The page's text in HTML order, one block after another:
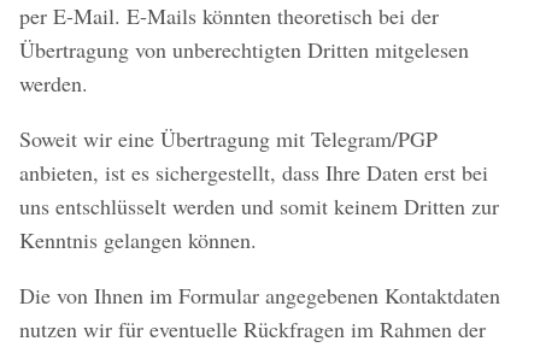
per E-Mail. E-Mails könnten theoretisch bei der
Übertragung von unberechtigten Dritten mitgelesen
werden.
Soweit wir eine Übertragung mit Telegram/PGP
anbieten, ist es sichergestellt, dass Ihre Daten erst bei
uns entschlüsselt werden und somit keinem Dritten zur
Kenntnis gelangen können.
Die von Ihnen im Formular angegebenen Kontaktdaten
nutzen wir für eventuelle Rückfragen im Rahmen der